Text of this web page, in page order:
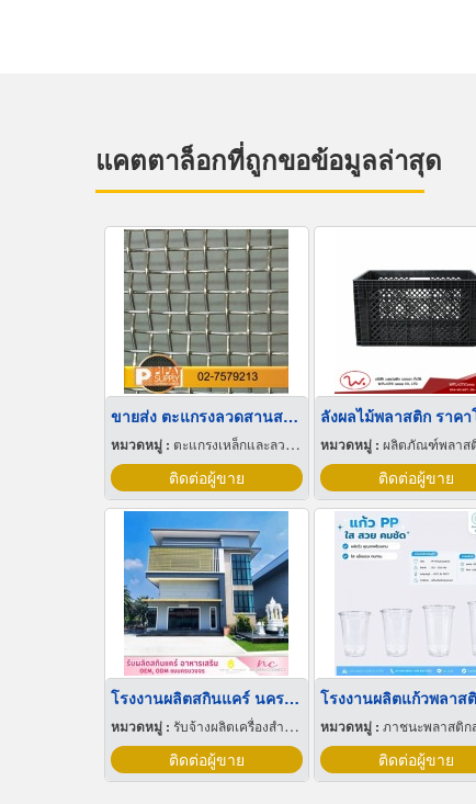
แคตตาล็อกที่ถูกขอข้อมูลล่าสุด
ขายส่ง ตะแกรงลวดสานสแตนเลส
หมวดหมู่ : ตะแกรงเหล็กและลวดตาข่าย
ติดต่อผู้ขาย
หมวดหมู่ : ผลิตภัณฑ์พลาส
ติดต่อผู้ขาย
โรงงานผลิตสกินแคร์ นครปฐม
หมวดหมู่ : รับจ้างผลิตเครื่องสำอาง
ติดต่อผู้ขาย
โรงงานผลิตแก้วพลาส
หมวดหมู่ : ภาชนะพลาสติกสำหรับ
ติดต่อผู้ขาย